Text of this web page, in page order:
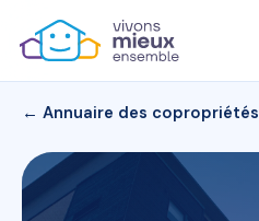
← Annuaire des copropriétés